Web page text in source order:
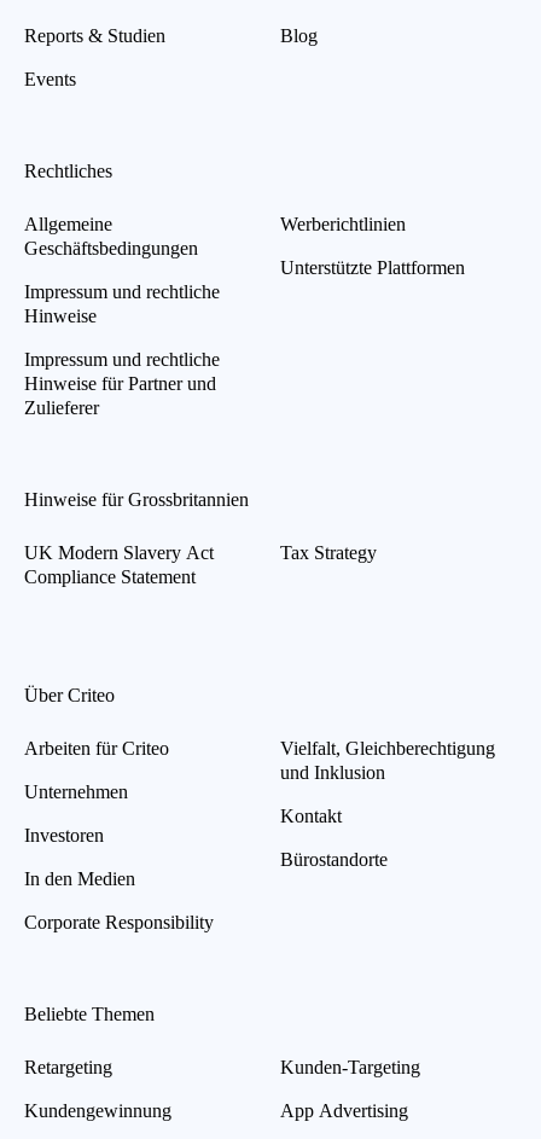
Reports & Studien
Events
Blog
Rechtliches
Allgemeine
Geschäftsbedingungen
Impressum und rechtliche
Hinweise
Impressum und rechtliche
Hinweise für Partner und
Zulieferer
Werberichtlinien
Unterstützte Plattformen
Hinweise für Grossbritannien
UK Modern Slavery Act
Compliance Statement
Tax Strategy
Über Criteo
Arbeiten für Criteo
Unternehmen
Investoren
In den Medien
Corporate Responsibility
Vielfalt, Gleichberechtigung
und Inklusion
Kontakt
Bürostandorte
Beliebte Themen
Retargeting
Kundengewinnung
Kunden-Targeting
App Advertising